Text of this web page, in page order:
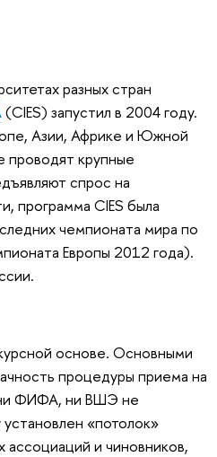
разных стран
(CIES) запустил в 2004 году.
Азии, Африке и Южной
проводят крупные
спрос на
программа CIES была
чемпионата мира по
Европы 2012 года).
основе. Основными
процедуры приема на
ФИФА, ни ВШЭ не
«потолок»
ассоциаций и чиновников,